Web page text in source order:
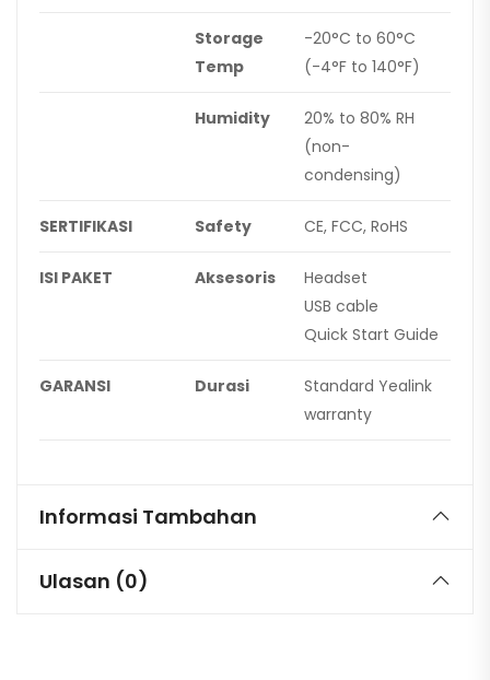
Storage
Temp
-20°C to 60°C
(-4°F to 140°F)
Humidity
20% to 80% RH
(non-
condensing)
SERTIFIKASI Safety CE, FCC, RoHS
ISI PAKET Aksesoris
Headset
USB cable
Quick Start Guide
GARANSI Durasi
Standard Yealink
warranty
Informasi Tambahan
Ulasan (0)